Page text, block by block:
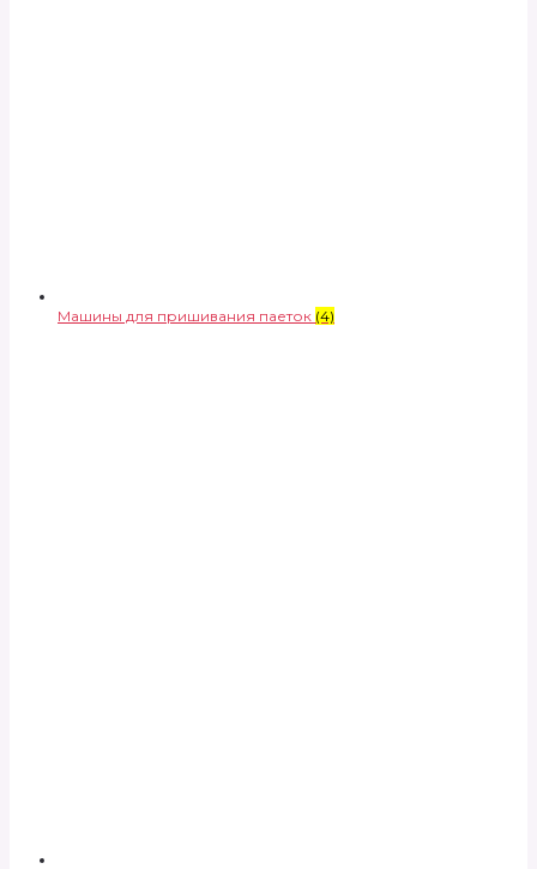
Машины для пришивания паеток (4)